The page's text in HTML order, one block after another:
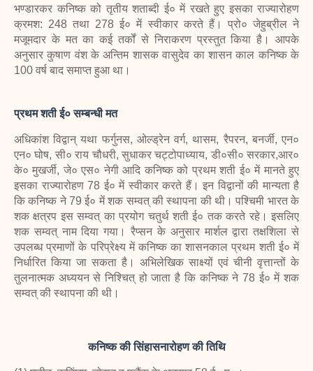
भण्डारकर कनिष्क को तृतीय शताब्दी ई० में रखते हुए इसका राज्यारोहण
क्रमश: 248 तथा 278 ई० में स्वीकार करते हैं। प्रो० जेहुब्रील ने
मजूमदार के मत का कई तर्कों से निराकरण प्रस्तुत किया है। आपके
अनुसार कुषाण वंश के अन्तिम शासक वासुदेव का शासन काल कनिष्क के
100 वर्ष बाद समाप्त हुआ था।
प्रथम शती ई० सम्बन्धी मत
अधिकांश विद्वान् यथा फर्गुनस, ओल्ड्रेन वर्ग, थासम, रैपरन, बनर्जी, एन०
एन० घोष, सी० राय चौधरी, सुधाकर चट्टोपाध्याय, डी०सी० सरकार,आर०
के० मुखर्जी, जे० एस० नेगी आदि कनिष्क को प्रथम शती ई० में मानते हुए
इसका राज्यारोहण 78 ई० में स्वीकार करते हैं। इन विद्वानों की मान्यता है
कि कनिष्क ने 79 ई० में शक सम्वत् की स्थापना की थी। पश्चिमी भारत के
शक क्षत्रप इस सम्वत् का प्रयोग चतुर्थ शती ई० तक करते रहे। इसलिए
शक सम्वत् नाम दिया गया। रैप्सन के अनुसार मार्शल द्वारा तक्षशिला से
उपलब्ध प्रमाणों के परिप्रेक्ष्य में कनिष्क का शासनकाल प्रथम शती ई० में
निर्धारित किया जा सकता है। अभिलेखिक साक्ष्यों एवं चीनी वृत्तान्तों के
तुलनात्मक अध्ययन से निश्चित् हो जाता है कि कनिष्क ने 78 ई० में शक
सम्वत् की स्थापना की थी।
कनिष्क की सिंहासनारोहण की तिथि